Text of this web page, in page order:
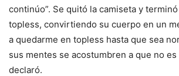
continúo”. Se quitó la camiseta y
topless, convirtiendo su cuerpo en un
a quedarme en topless hasta que sea
sus mentes se acostumbren a que no es
declaró.